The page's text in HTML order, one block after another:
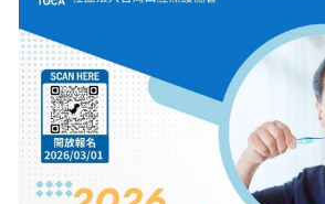
TOCA商城
繁體中文
繁體中文
English
0282751181
toca_office@toca-tw.org